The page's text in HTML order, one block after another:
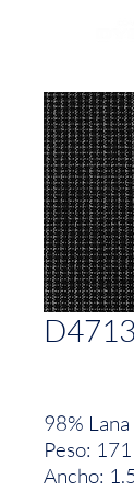
98%
Peso:
Ancho: